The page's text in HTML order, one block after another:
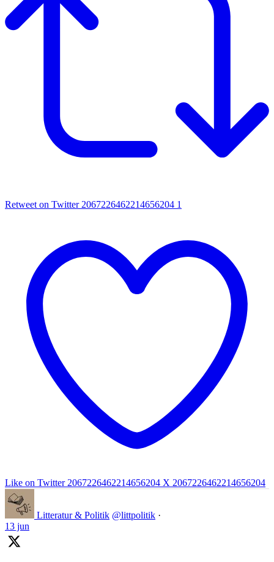
Retweet on Twitter 2067226462214656204 1
Like on Twitter 2067226462214656204 X 2067226462214656204
Litteratur & Politik @littpolitik ·
13 jun